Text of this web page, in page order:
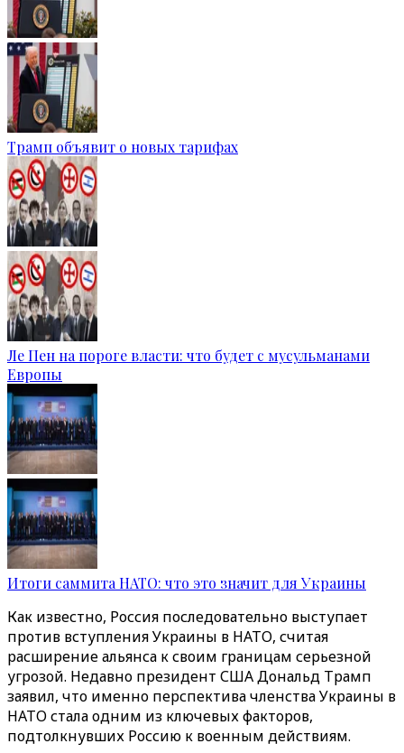
Трамп объявит о новых тарифах
Ле Пен на пороге власти: что будет с мусульманами
Европы
Итоги саммита НАТО: что это значит для Украины
Как известно, Россия последовательно выступает
против вступления Украины в НАТО, считая
расширение альянса к своим границам серьезной
угрозой. Недавно президент США Дональд Трамп
заявил, что именно перспектива членства Украины в
НАТО стала одним из ключевых факторов,
подтолкнувших Россию к военным действиям.